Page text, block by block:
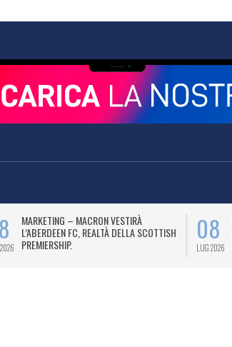
MARKETING – MACRON VESTIRÀ
L’ABERDEEN FC, REALTÀ DELLA SCOTTISH
PREMIERSHIP.
08
LUG 2026